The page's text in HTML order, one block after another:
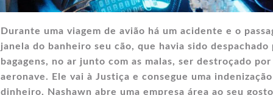
Durante uma viagem de avião há um acidente e o
janela do banheiro seu cão, que havia sido
bagagens, no ar junto com as malas, ser destroçado
aeronave. Ele vai à Justiça e consegue uma
dinheiro, Nashawn abre uma empresa área ao seu